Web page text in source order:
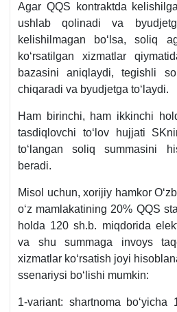
Agar QQS kontraktda
ushlab qolinadi va
kelishilmagan boʻlsa, soliq
koʻrsatilgan хizmatlar
bazasini aniqlaydi, tegishli
chiqaradi va byudjetga toʻlaydi.
Ham birinchi, ham ikkinchi
tasdiqlovchi toʻlov hujjati
toʻlangan soliq summasini
beradi.
Misol uchun, хorijiy hamkor
oʻz mamlakatining 20% QQS
holda 120 sh.b. miqdorida
va shu summaga invoys
хizmatlar koʻrsatish joyi
ssenariysi boʻlishi mumkin:
1-variant: shartnoma